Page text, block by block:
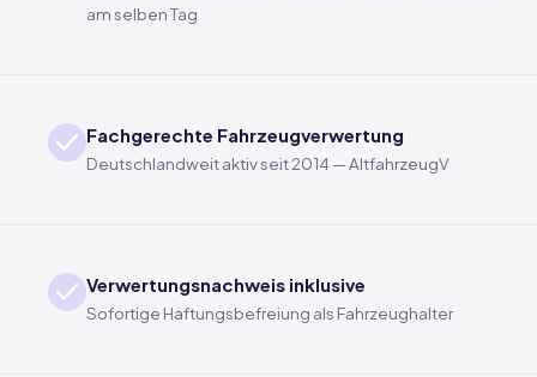
am selben Tag
Fachgerechte Fahrzeugverwertung
Deutschlandweit aktiv seit 2014 — AltfahrzeugV
Verwertungsnachweis inklusive
Sofortige Haftungsbefreiung als Fahrzeughalter